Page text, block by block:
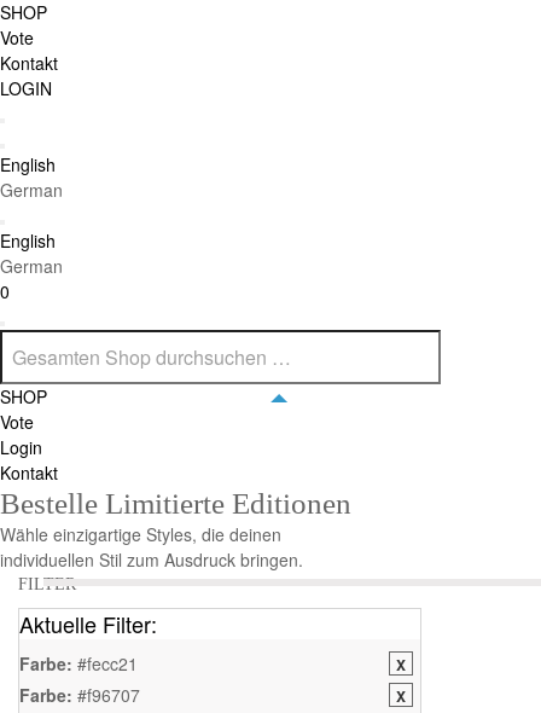
SHOP
Vote
Kontakt
LOGIN
English
German
English
German
0
SHOP
Vote
Login
Kontakt
Bestelle Limitierte Editionen
Wähle einzigartige Styles, die deinen
individuellen Stil zum Ausdruck bringen.
FILTER
Aktuelle Filter:
Farbe: #fecc21
Farbe: #f96707